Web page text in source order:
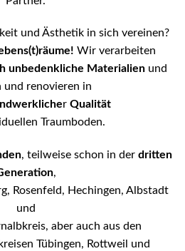
und Ästhetik in sich vereinen?
Wir verarbeiten
unbedenkliche Materialien und
und renovieren in
r Qualität
Traumboden.
, teilweise schon in der dritten
,
Rosenfeld, Hechingen, Albstadt
und
aber auch aus den
Tübingen, Rottweil und